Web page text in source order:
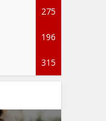
275
196
315